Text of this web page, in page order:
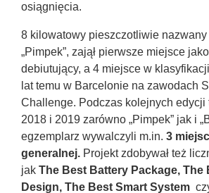
osiągnięcia.
8 kilowatowy pieszczotliwie
„Pimpek”, zajął pierwsze miejsce
debiutujący, a 4 miejsce w
lat temu w Barcelonie na zawodach
Challenge. Podczas kolejnych edycji
2018 i 2019 zarówno „Pimpek” jak i
egzemplarz wywalczyli m.in. 3
generalnej. Projekt zdobywał też
jak The Best Battery Package, The
Design, The Best Smart System